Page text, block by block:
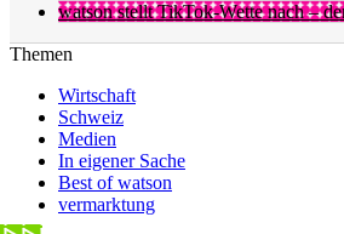
watson stellt TikTok-Wette nach –
Themen
Wirtschaft
Schweiz
Medien
In eigener Sache
Best of watson
vermarktung